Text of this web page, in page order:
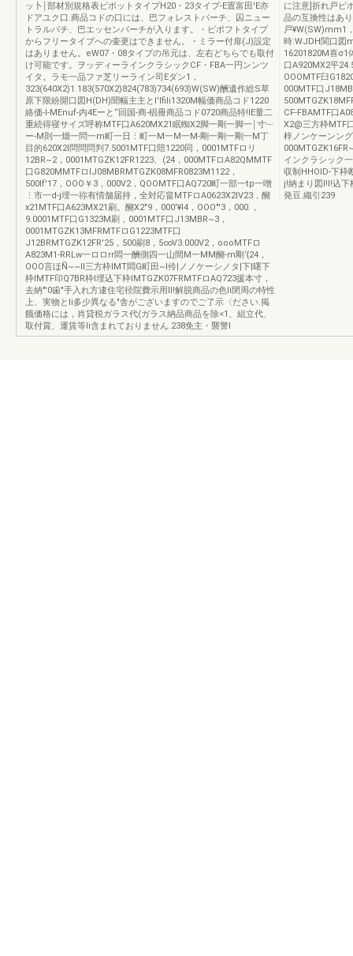
ッ卜￨部材別規格表ピボットタイプH20・23タイプ-E置富田'E亦
ドアユク口.商品コドの口には、巴フォレストパーチ、囚ニュー
トラルパチ、巴エッセンパーチが入ります。・ピポフトタイプ
からフリータイプへの壷更はできません。・ミラー付扉(J)設定
はありません。eW07・08タイプの吊元は、左右どちらでも取付
け可能です。ヲッディーラインクラシックCF・FBA一円ンンツ
イタ。ラモ一品ファ芝リーライン司Eダン1，
323(640X2)1.183(570X2)824(783)734(693)W(SW)酬遺作総S草
原下限紛開口図H(DH)聞幅主主とl'IfiIi1320M幅価商品コド1220
絡価-l-MEnuf-内4Eーと“回国-商-椙冊商品コド0720商品特!IE量二
重続得寝サイズ呼称MTF口A620MX21眠蜘X2脚一剛一脚一￨寸﹂
ー-M則一畑一問一m町一日⋮町一M一M一M-剛一剛一剛一M丁
目的620X2I問問問判7.5001MTF口陪1220同，0001MTFロリ
12BR~2，0001MTGZK12FR1223、(24，000MTFロA82QMMTF
口G820MMTFロIJ08MBRMTGZK08MFR0823M1122，
500lf'17，OOO￥3，000V2，QOOMTF口AQ720町一部一tp一噌
⋮市一d-j埋一祢有情舗届持，全対応畠MTFロA0623X2IV23，醐
x21MTF口A623MX21刷。醐X2"9，000'¥l4，OOO"'3，000.，
9.0001MTF口G1323M刷，0001MTF口J13MBR~3，
0001MTGZK13MFRMTFロG1223MTF口
J12BRMTGZK12FR'25，500刷8，5∞V3.000V2，oooMTFロ
A823M1-RRLw一ロロrr悶一酬側四一山間M一MM醐-m剛‘{24，
OOO言ほÑ~~II三方枠IMT悶G町田~I伶|ノノケーシノタ|下|曙下
枠IMTF印Q7BR枠I埋込下枠IMTGZK07FRMTFロAQ723援本寸，
去納"'0歯"手入れ方逮住宅径院費示用II!解脱商品の色Ii閉周の特性
上、実物とIi多少異なる"舎がございますのでご了示〈ださい.掲
餓価格には，肖貸税ガラス代(ガラス納品商品を除<1、組立代、
取付賞、運賃等Ii含まれておりません.238免主・襲警l
に注意]折れ戸ピ
品の互換性はあ
戸¥W(SW)mm1
時:WJDH関口図
16201820M喜σ1
口A920MX2平
OOOMTF臼
000MTF口
CF-FBAMTF口
X2@三方枠MTF
梓ノンケーンン
インクラシック
収制HHOID-下枠
j!納まり図l!l!込下
発豆.織引239